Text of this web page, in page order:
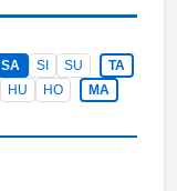
SA SI SU
TA
HU HO
MA